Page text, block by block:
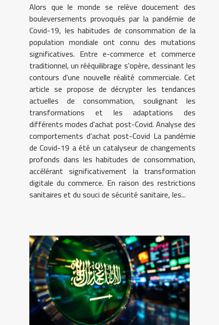
Alors que le monde se relève doucement des
bouleversements provoqués par la pandémie de
Covid-19, les habitudes de consommation de la
population mondiale ont connu des mutations
significatives. Entre e-commerce et commerce
traditionnel, un rééquilibrage s'opère, dessinant les
contours d'une nouvelle réalité commerciale. Cet
article se propose de décrypter les tendances
actuelles de consommation, soulignant les
transformations et les adaptations des
différents modes d'achat post-Covid. Analyse des
comportements d'achat post-Covid La pandémie
de Covid-19 a été un catalyseur de changements
profonds dans les habitudes de consommation,
accélérant significativement la transformation
digitale du commerce. En raison des restrictions
sanitaires et du souci de sécurité sanitaire, les...